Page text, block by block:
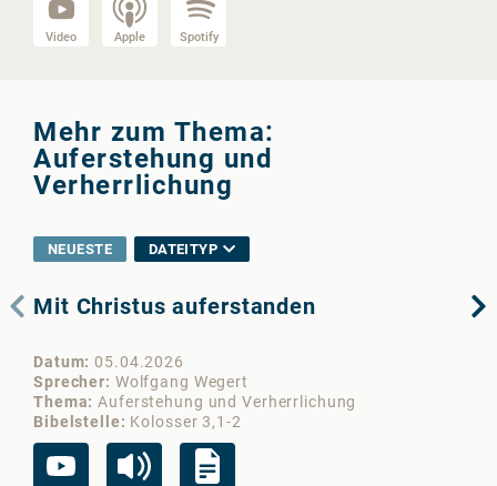
Video Apple Spotify
Mehr zum Thema:
Auferstehung und
Verherrlichung
NEUESTE DATEITYP
Mit Christus auferstanden
Datum 05.04.2026
Sprecher
Wolfgang Wegert
Thema
Auferstehung und Verherrlichung
Bibelstelle
Kolosser 3,1-2